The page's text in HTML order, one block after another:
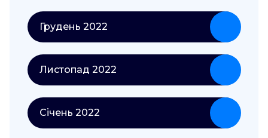
Грудень 2022
Листопад 2022
Січень 2022